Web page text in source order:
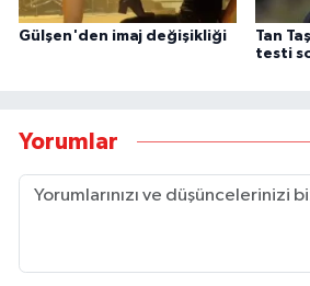
Gülşen'den imaj değişikliği
Tan
testi
Yorumlar